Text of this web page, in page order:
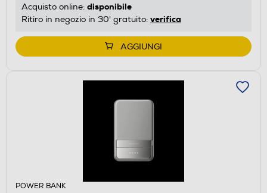
Acquisto online: disponibile
Ritiro in negozio in 30' gratuito: verifica
AGGIUNGI
POWER BANK